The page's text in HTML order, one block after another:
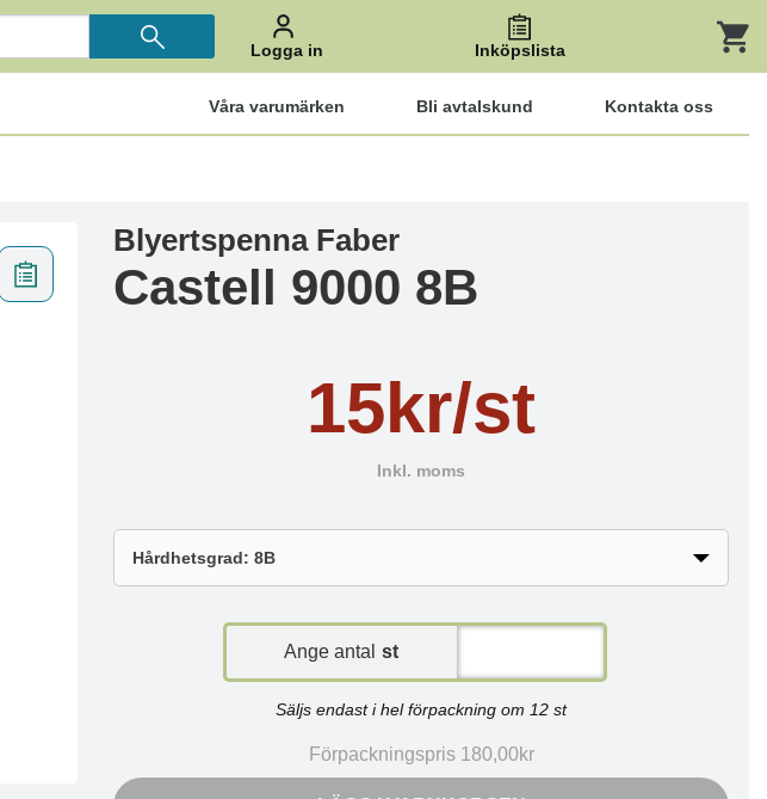
Logga in Inköpslista
Våra varumärken Bli avtalskund Kontakta oss
Blyertspenna Faber
Castell 9000 8B
15kr/st
Inkl. moms
Ange antal st
Säljs endast i hel förpackning om 12 st
Förpackningspris 180,00kr